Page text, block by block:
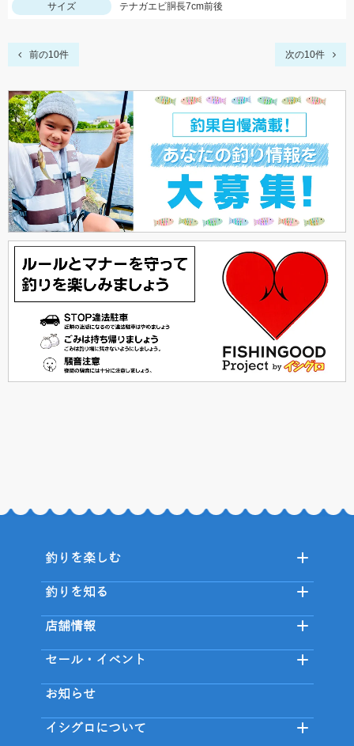
サイズ
テナガエビ胴長7cm前後
前の10件 次の10件
釣りを楽しむ
釣りを知る
店舗情報
セール・イベント
お知らせ
イシグロについて